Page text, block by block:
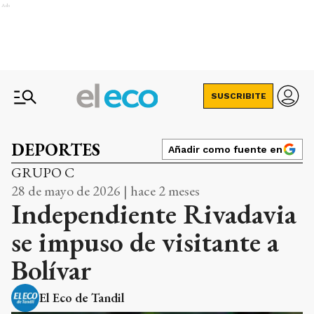
Ads
SUSCRIBITE
DEPORTES Añadir como fuente en
GRUPO C
28 de mayo de 2026 | hace 2 meses
Independiente Rivadavia
se impuso de visitante a
Bolívar
El Eco de Tandil